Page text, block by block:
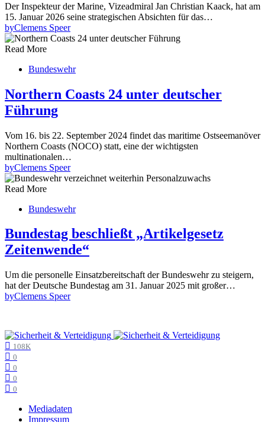
Der Inspekteur der Marine, Vizeadmiral Jan Christian Kaack, hat am
15. Januar 2026 seine strategischen Absichten für das…
byClemens Speer
Read More
Bundeswehr
Northern Coasts 24 unter deutscher
Führung
Vom 16. bis 22. September 2024 findet das maritime Ostseemanöver
Northern Coasts (NOCO) statt, eine der wichtigsten
multinationalen…
byClemens Speer
Read More
Bundeswehr
Bundestag beschließt „Artikelgesetz
Zeitenwende“
Um die personelle Einsatzbereitschaft der Bundeswehr zu steigern,
hat der Deutsche Bundestag am 31. Januar 2025 mit großer…
byClemens Speer
108K
0
0
0
0
Mediadaten
Impressum